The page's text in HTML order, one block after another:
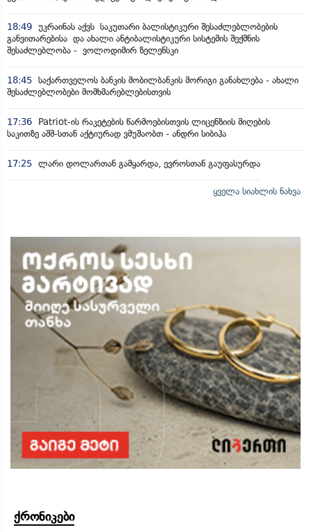
18:49 უკრაინას აქვს საკუთარი ბალისტიკური შესაძლებლობების
განვითარებისა და ახალი ანტიბალისტიკური სისტემის შექმნის
შესაძლებლობა - ვოლოდიმირ ზელენსკი
18:45 საქართველოს ბანკის მობილბანკის მორიგი განახლება - ახალი
შესაძლებლობები მომხმარებლებისთვის
17:36
Patriot-ის რაკეტების წარმოებისთვის ლიცენზიის მიღების
საკითზე აშშ-სთან აქტიურად ვმუშაობთ - ანდრი სიბიჰა
17:25 ლარი დოლართან გამყარდა, ევროსთან გაუფასურდა
ყველა სიახლის ნახვა
ქრონიკები